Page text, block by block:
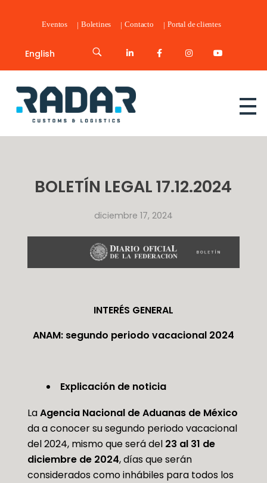
Eventos Boletines Contacto Portal de clientes
English
Radar Customs & Logistics
BOLETÍN LEGAL 17.12.2024
diciembre 17, 2024
INTERÉS GENERAL
ANAM: segundo periodo vacacional 2024
Explicación de noticia
LaAgencia Nacional de Aduanas de México
da a conocer su segundo periodo vacacional
del 2024, mismo que será del 23 al 31 de
diciembre de 2024, días que serán
considerados como inhábiles para todos los